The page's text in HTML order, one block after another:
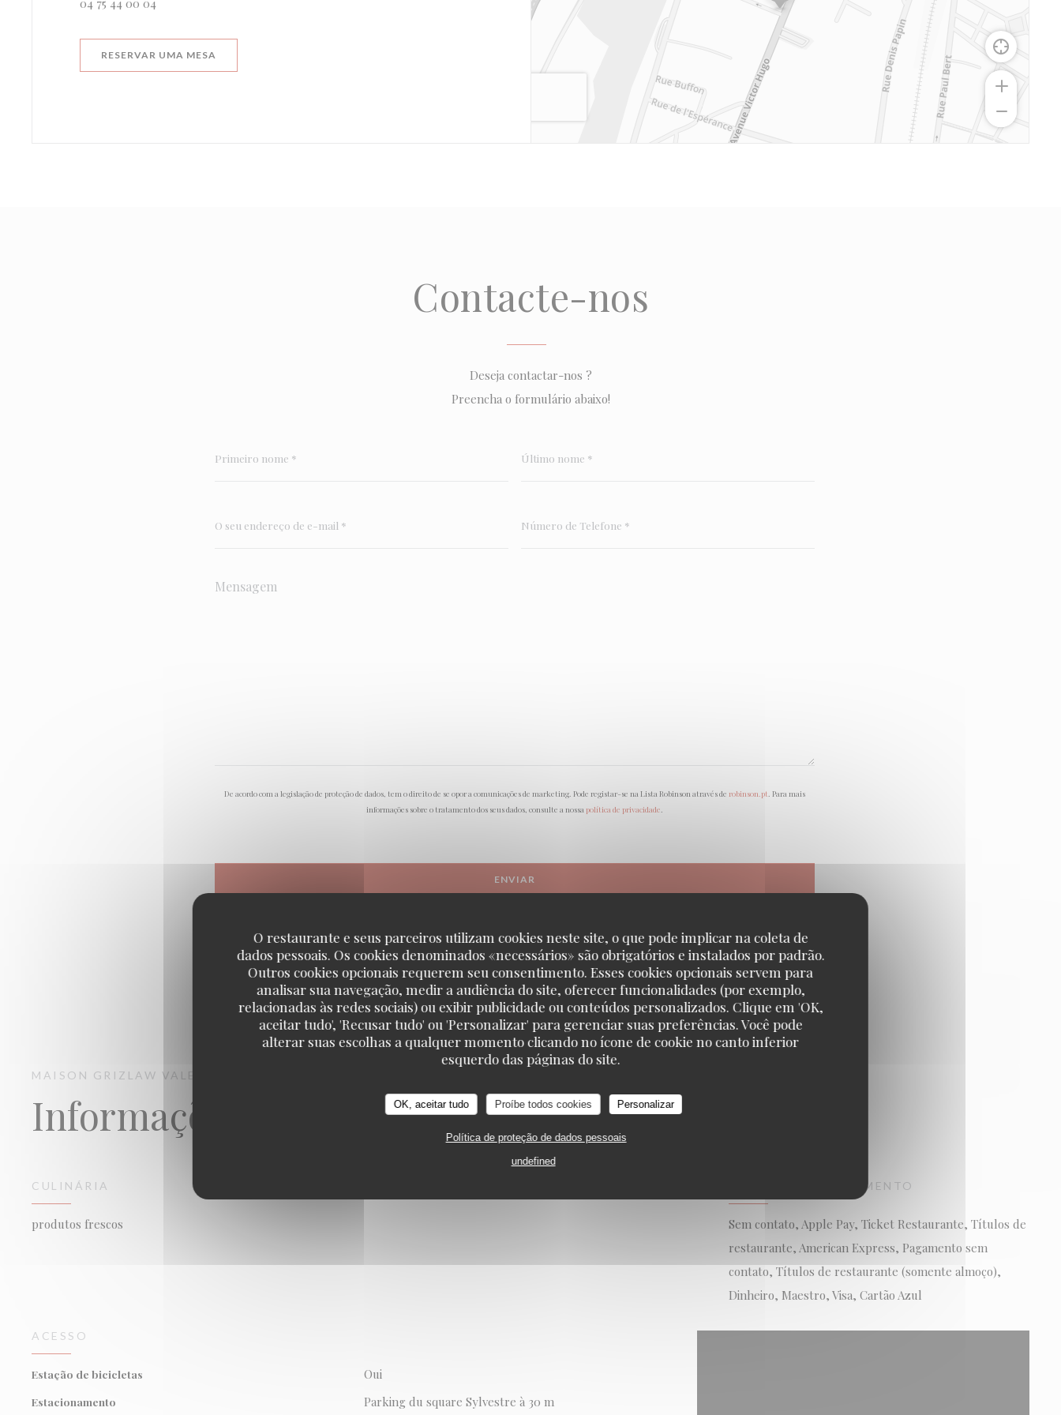
O restaurante e seus parceiros utilizam cookies neste site, o que pode implicar na coleta de
dados pessoais. Os cookies denominados «necessários» são obrigatórios e instalados por padrão.
Outros cookies opcionais requerem seu consentimento. Esses cookies opcionais servem para
analisar sua navegação, medir a audiência do site, oferecer funcionalidades (por exemplo,
relacionadas às redes sociais) ou exibir publicidade ou conteúdos personalizados. Clique em 'OK,
aceitar tudo', 'Recusar tudo' ou 'Personalizar' para gerenciar suas preferências. Você pode
alterar suas escolhas a qualquer momento clicando no ícone de cookie no canto inferior
esquerdo das páginas do site.
OK, aceitar tudo Proíbe todos cookies Personalizar
Política de proteção de dados pessoais
undefined
04 75 44 00 04
RESERVAR UMA MESA
Contacte-nos
Deseja contactar-nos ?
Preencha o formulário abaixo!
De acordo com a legislação de proteção de dados, tem o direito de se opor a comunicações de marketing. Pode registar-se na Lista Robinson através de robinson.pt. Para mais
informações sobre o tratamento dos seus dados, consulte a nossapolítica de privacidade.
MAISON GRIZLAW VALENCE
Informações gerais
CULINÁRIA
produtos frescos
MÉTODOS DE PAGAMENTO
Sem contato, Apple Pay, Ticket Restaurante, Títulos de
restaurante, American Express, Pagamento sem
contato, Títulos de restaurante (somente almoço),
Dinheiro, Maestro, Visa, Cartão Azul
ACESSO
Estação de bicicletas Oui
Estacionamento Parking du square Sylvestre à 30 m